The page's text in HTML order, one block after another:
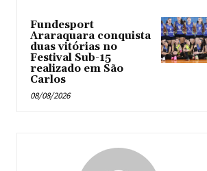
Fundesport
Araraquara conquista
duas vitórias no
Festival Sub-15
realizado em São
Carlos
08/08/2026